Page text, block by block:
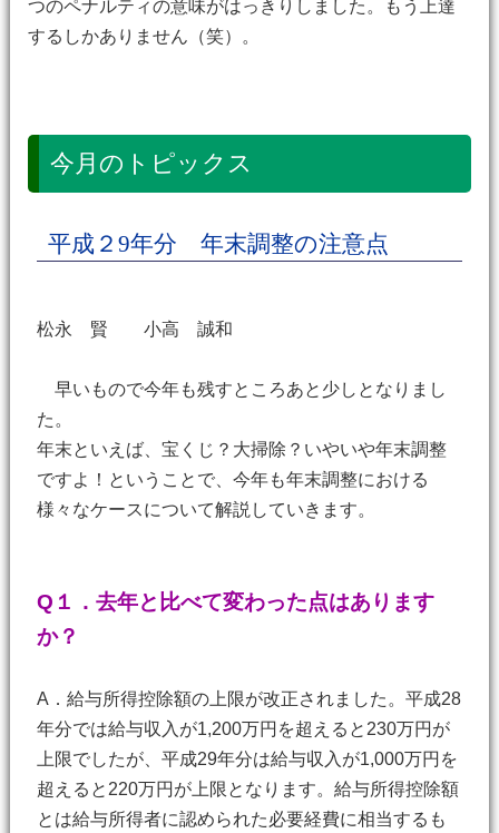
つのペナルティの意味がはっきりしました。もう上達
するしかありません（笑）。
今月のトピックス
平成２9年分 年末調整の注意点
松永 賢 小高 誠和
早いもので今年も残すところあと少しとなりまし
た。
年末といえば、宝くじ？大掃除？いやいや年末調整
ですよ！ということで、今年も年末調整における
様々なケースについて解説していきます。
Q１．去年と比べて変わった点はあります
か？
A．給与所得控除額の上限が改正されました。平成28
年分では給与収入が1,200万円を超えると230万円が
上限でしたが、平成29年分は給与収入が1,000万円を
超えると220万円が上限となります。給与所得控除額
とは給与所得者に認められた必要経費に相当するも